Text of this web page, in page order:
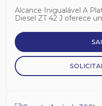
Alcance Inigualável A
Diesel ZT 42 J oferece